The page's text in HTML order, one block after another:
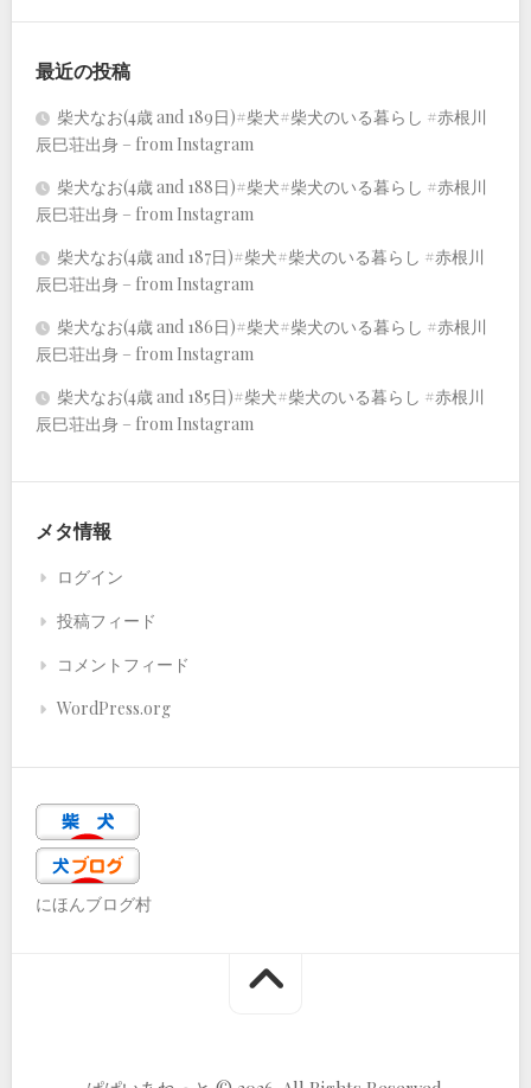
最近の投稿
柴犬なお(4歳 and 189日)#柴犬#柴犬のいる暮らし #赤根川
辰巳荘出身 – from Instagram
柴犬なお(4歳 and 188日)#柴犬#柴犬のいる暮らし #赤根川
辰巳荘出身 – from Instagram
柴犬なお(4歳 and 187日)#柴犬#柴犬のいる暮らし #赤根川
辰巳荘出身 – from Instagram
柴犬なお(4歳 and 186日)#柴犬#柴犬のいる暮らし #赤根川
辰巳荘出身 – from Instagram
柴犬なお(4歳 and 185日)#柴犬#柴犬のいる暮らし #赤根川
辰巳荘出身 – from Instagram
メタ情報
ログイン
投稿フィード
コメントフィード
WordPress.org
にほんブログ村